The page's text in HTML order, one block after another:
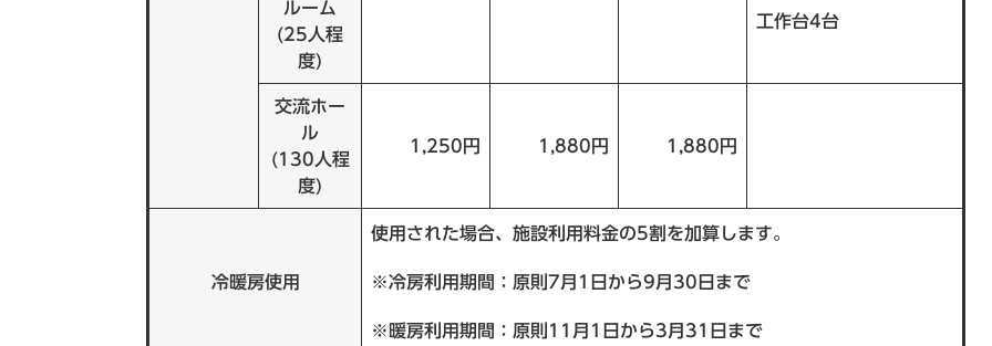
ルーム
(25人程
度)
工作台4台
交流ホー
ル
(130人程
度)
1,250円 1,880円 1,880円
冷暖房使用
使用された場合、施設利用料金の5割を加算します。
※冷房利用期間：原則7月1日から9月30日まで
※暖房利用期間：原則11月1日から3月31日まで